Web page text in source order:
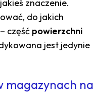
znaczenie.
do jakich
część powierzchni
jest jedynie
magazynach na